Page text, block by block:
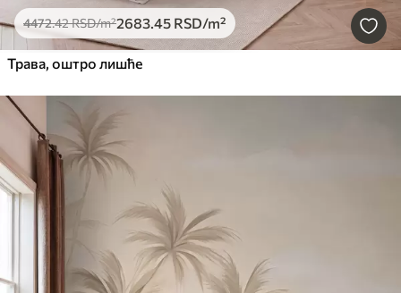
4472.42RSD/m²2683.45 RSD/m²
Трава, оштро лишће